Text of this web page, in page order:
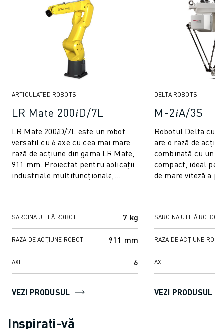
ARTICULATED ROBOTS
LR Mate 200𝑖D/7L
LR Mate 200𝑖D/7L este un robot
versatil cu 6 axe cu cea mai mare
rază de acțiune din gama LR Mate,
911 mm. Proiectat pentru aplicații
industriale multifuncționale,
SARCINA UTILĂ ROBOT 7 kg
RAZA DE ACȚIUNE ROBOT 911 mm
AXE 6
VEZI PRODUSUL
DELTA ROBOTS
M-2𝑖A/3S
Robotul Delta cu 4
are o rază de
combinată cu un
compact, ideal
de mare viteză a
SARCINA UTILĂ ROBOT
RAZA DE ACȚIUNE
AXE
VEZI PRODUSUL
Inspirați-vă